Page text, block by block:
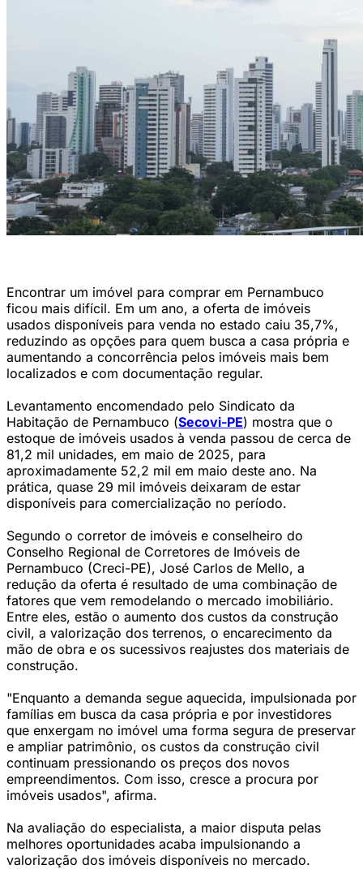
Encontrar um imóvel para comprar em Pernambuco
ficou mais difícil. Em um ano, a oferta de imóveis
usados disponíveis para venda no estado caiu 35,7%,
reduzindo as opções para quem busca a casa própria e
aumentando a concorrência pelos imóveis mais bem
localizados e com documentação regular.
Levantamento encomendado pelo Sindicato da
Habitação de Pernambuco (Secovi-PE) mostra que o
estoque de imóveis usados à venda passou de cerca de
81,2 mil unidades, em maio de 2025, para
aproximadamente 52,2 mil em maio deste ano. Na
prática, quase 29 mil imóveis deixaram de estar
disponíveis para comercialização no período.
Segundo o corretor de imóveis e conselheiro do
Conselho Regional de Corretores de Imóveis de
Pernambuco (Creci-PE), José Carlos de Mello, a
redução da oferta é resultado de uma combinação de
fatores que vem remodelando o mercado imobiliário.
Entre eles, estão o aumento dos custos da construção
civil, a valorização dos terrenos, o encarecimento da
mão de obra e os sucessivos reajustes dos materiais de
construção.
"Enquanto a demanda segue aquecida, impulsionada por
famílias em busca da casa própria e por investidores
que enxergam no imóvel uma forma segura de preservar
e ampliar patrimônio, os custos da construção civil
continuam pressionando os preços dos novos
empreendimentos. Com isso, cresce a procura por
imóveis usados", afirma.
Na avaliação do especialista, a maior disputa pelas
melhores oportunidades acaba impulsionando a
valorização dos imóveis disponíveis no mercado.